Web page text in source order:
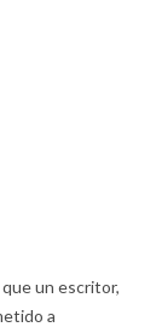
un escritor,
a